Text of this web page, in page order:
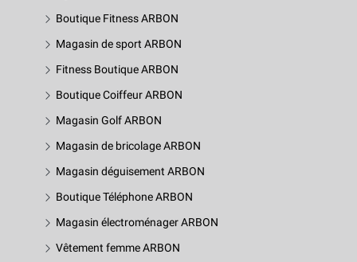
Boutique Fitness ARBON
Magasin de sport ARBON
Fitness Boutique ARBON
Boutique Coiffeur ARBON
Magasin Golf ARBON
Magasin de bricolage ARBON
Magasin déguisement ARBON
Boutique Téléphone ARBON
Magasin électroménager ARBON
Vêtement femme ARBON